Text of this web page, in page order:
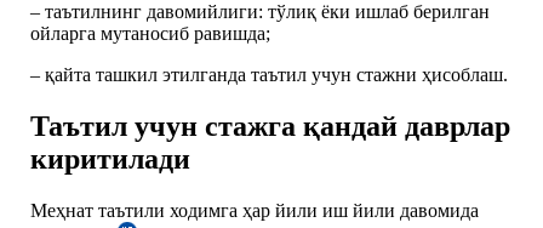
– таътилнинг давомийлиги: тўлиқ ёки ишлаб берилган
ойларга мутаносиб равишда;
– қайта ташкил этилганда таътил учун стажни ҳисоблаш.
Таътил учун стажга қандай даврлар
киритилади
Меҳнат таътили ходимга ҳар йили иш йили давомида